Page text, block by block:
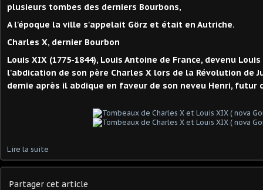
plusieurs tombes des derniers Bourbons,
A l'époque la ville s'appelait Görz et était en Autriche.
Charles X, dernier Bourbon
Louis XIX (1775-1844), Louis Antoine de France, devenu
l'abdication de son père Charles X lors de la Révolution de
demie après il abdique en faveur de son neveu Henri, futur
Lire la suite
Partager cet article